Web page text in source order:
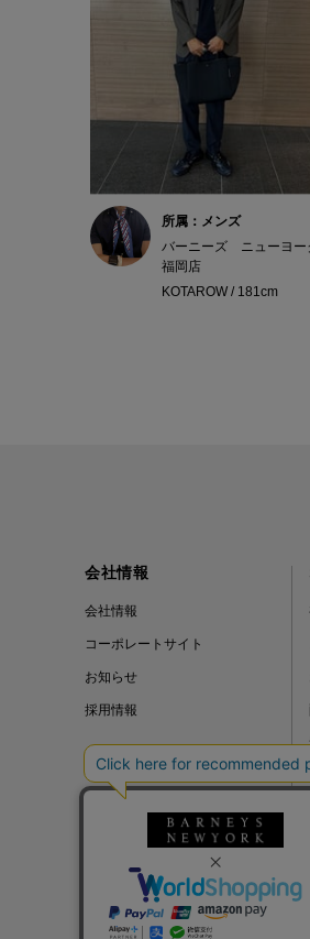
所属：メンズ
バーニーズ ニューヨー
福岡店
KOTAROW / 181cm
会社情報
会社情報
コーポレートサイト
お知らせ
採用情報